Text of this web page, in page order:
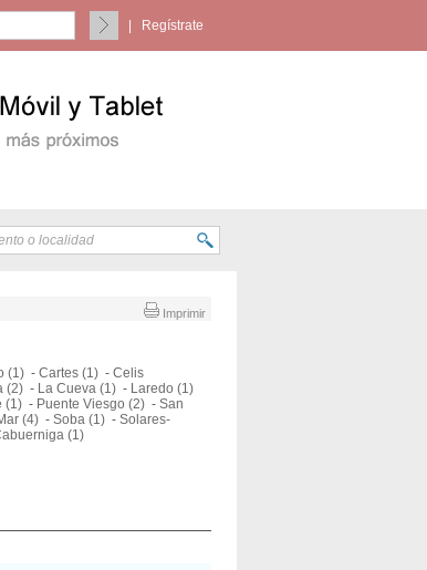
Regístrate
Imprimir
(1) - Cartes (1) - Celis
(2) - La Cueva (1) - Laredo (1)
(1) - Puente Viesgo (2) - San
(4) - Soba (1) - Solares-
(1)